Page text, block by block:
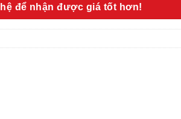
để nhận được giá tốt hơn!